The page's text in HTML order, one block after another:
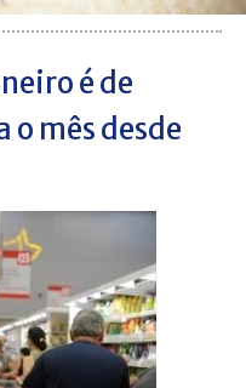
é de
o mês desde